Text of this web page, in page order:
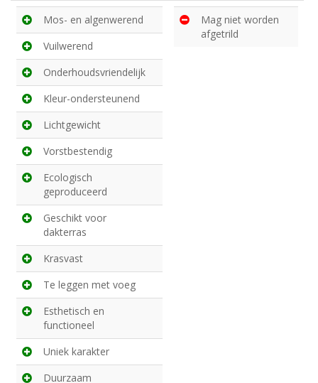
Mos- en algenwerend
Vuilwerend
Onderhoudsvriendelijk
Kleur-ondersteunend
Lichtgewicht
Vorstbestendig
Ecologisch
geproduceerd
Geschikt voor
dakterras
Krasvast
Te leggen met voeg
Esthetisch en
functioneel
Uniek karakter
Duurzaam
Mag niet worden
afgetrild